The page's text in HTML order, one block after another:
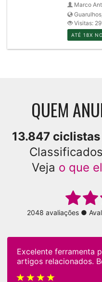
Marco
Visitas:
ATÉ 18X
QUEM
13.847 ciclistas
Veja o que
2048 avaliações ●
Excelente ferramenta
artigos relacionados.